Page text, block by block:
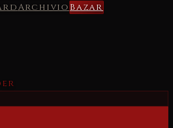
ArchivioBazar